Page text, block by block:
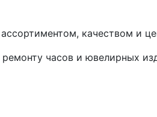
качеством и
часов и ювелирных